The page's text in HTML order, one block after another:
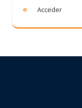
Acceder